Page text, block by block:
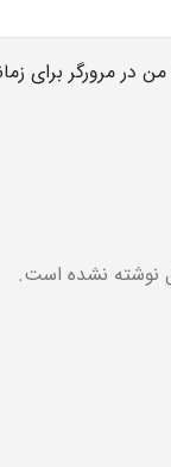
نوشته نشده است.
در مرورگر برای